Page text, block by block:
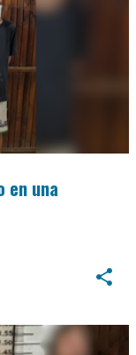
en una